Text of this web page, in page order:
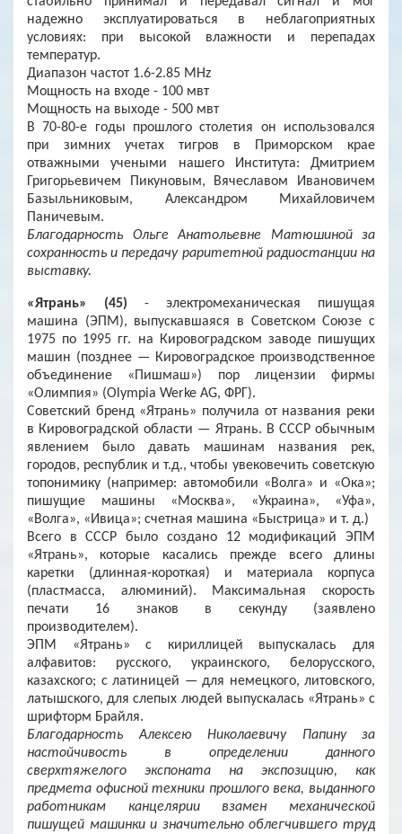
надежно эксплуатироваться в неблагоприятных
условиях: при высокой влажности и перепадах
температур.
Диапазон частот 1.6-2.85 MHz
Мощность на входе - 100 мвт
Мощность на выходе - 500 мвт
В 70-80-е годы прошлого столетия он использовался
при зимних учетах тигров в Приморском крае
отважными учеными нашего Института: Дмитрием
Григорьевичем Пикуновым, Вячеславом Ивановичем
Базыльниковым, Александром Михайловичем
Паничевым.
Благодарность Ольге Анатольевне Матюшиной за
сохранность и передачу раритетной радиостанции на
выставку.
«Ятрань» (45) - электромеханическая пишущая
машина (ЭПМ), выпускавшаяся в Советском Союзе с
1975 по 1995 гг. на Кировоградском заводе пишущих
машин (позднее — Кировоградское производственное
объединение «Пишмаш») пор лицензии фирмы
«Олимпия» (Olympia Werke AG, ФРГ).
Советский бренд «Ятрань» получила от названия реки
в Кировоградской области — Ятрань. В СССР обычным
явлением было давать машинам названия рек,
городов, республик и т.д., чтобы увековечить советскую
топонимику (например: автомобили «Волга» и «Ока»;
пишущие машины «Москва», «Украина», «Уфа»,
«Волга», «Ивица»; счетная машина «Быстрица» и т. д.)
Всего в СССР было создано 12 модификаций ЭПМ
«Ятрань», которые касались прежде всего длины
каретки (длинная-короткая) и материала корпуса
(пластмасса, алюминий). Максимальная скорость
печати 16 знаков в секунду (заявлено
производителем).
ЭПМ «Ятрань» с кириллицей выпускалась для
алфавитов: русского, украинского, белорусского,
казахского; с латиницей — для немецкого, литовского,
латышского, для слепых людей выпускалась «Ятрань» с
шрифторм Брайля.
Благодарность Алексею Николаевичу Папину за
настойчивость в определении данного
сверхтяжелого экспоната на экспозицию, как
предмета офисной техники прошлого века, выданного
работникам канцелярии взамен механической
пишущей машинки и значительно облегчившего труд